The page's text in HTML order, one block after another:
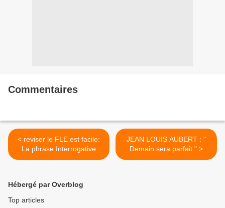
Commentaires
< reviser le FLE est facile:
La phrase Interrogative
JEAN LOUIS AUBERT : "
Demain sera parfait " >
Hébergé par Overblog
Top articles